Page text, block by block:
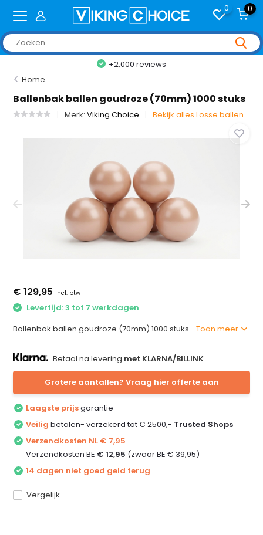
0 0
+2,000 reviews
Home
Ballenbak ballen goudroze (70mm) 1000 stuks
Merk:Viking Choice Bekijk alles Losse ballen
€ 129,95 Incl. btw
Levertijd: 3 tot 7 werkdagen
Ballenbak ballen goudroze (70mm) 1000 stuks...Toon meer
Betaal na levering met KLARNA/BILLINK
Grotere aantallen? Vraag hier offerte aan
Laagste prijsgarantie
Veilig betalen- verzekerd tot € 2500,- Trusted Shops
Verzendkosten NL € 7,95
Verzendkosten BE € 12,95 (zwaar BE € 39,95)
14 dagen niet goed geld terug
Vergelijk